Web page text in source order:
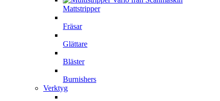
Mattstripper
Fräsar
Glättare
Bläster
Burnishers
Verktyg